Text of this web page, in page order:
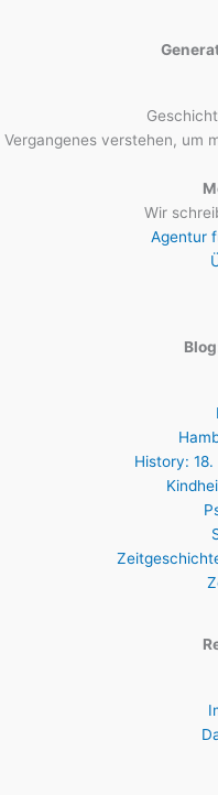
Vergangenes verstehen, um
Wir
Agentur
Blog
History: